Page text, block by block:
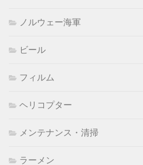
ノルウェー海軍
ビール
フィルム
ヘリコプター
メンテナンス・清掃
ラーメン